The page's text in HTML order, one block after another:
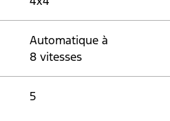
Automatique à
8 vitesses
5